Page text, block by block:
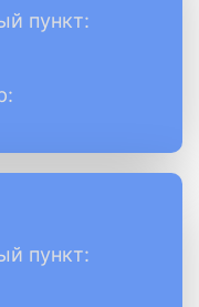
пункт:
пункт: